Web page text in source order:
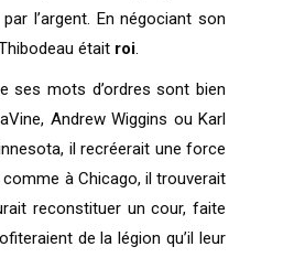
l’argent. En négociant son
était roi.
ses mots d’ordres sont bien
Andrew Wiggins ou Karl
il recréerait une force
à Chicago, il trouverait
reconstituer un cour, faite
de la légion qu’il leur